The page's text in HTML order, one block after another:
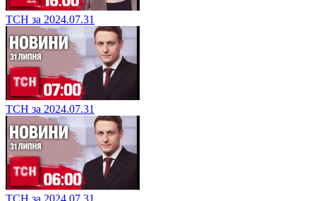
ТСН за 2024.07.31
ТСН за 2024.07.31
ТСН за 2024.07.31